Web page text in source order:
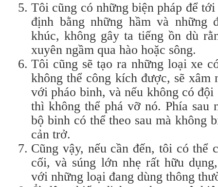
Tôi cũng có những biện pháp để
định bằng những hầm và những
khúc, không gây ta tiếng ồn dù
xuyên ngầm qua hào hoặc sông.
Tôi cũng sẽ tạo ra những loại xe
không thể công kích được, sẽ xâm
với pháo binh, và nếu không có
thì không thể phá vỡ nó. Phía sau
bộ binh có thể theo sau mà không
cản trở.
Cũng vậy, nếu cần đến, tôi có thể
cối, và súng lớn nhẹ rất hữu
với những loại đang dùng thông